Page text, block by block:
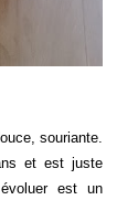
souriante.
et est juste
est un